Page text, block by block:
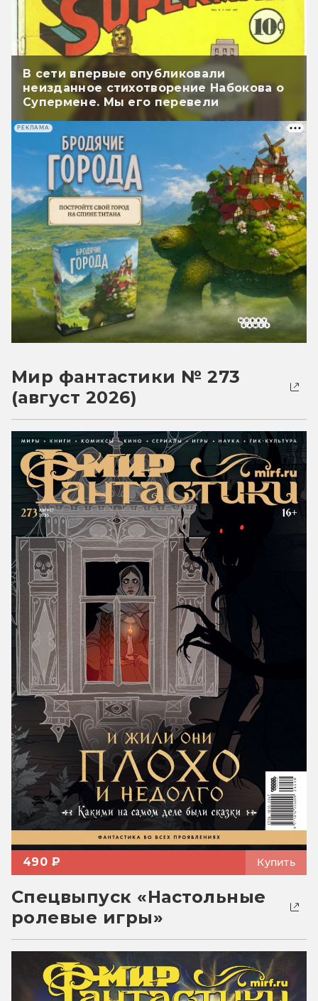
В сети впервые опубликовали
неизданное стихотворение Набокова о
Супермене. Мы его перевели
РЕКЛАМА
Мир фантастики № 273
(август 2026)
490 ₽ Купить
Спецвыпуск «Настольные
ролевые игры»